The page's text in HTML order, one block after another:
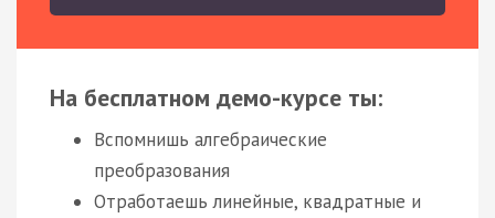
На бесплатном демо-курсе ты:
Вспомнишь алгебраические
преобразования
Отработаешь линейные, квадратные и